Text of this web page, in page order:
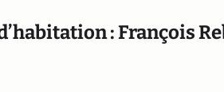
: François